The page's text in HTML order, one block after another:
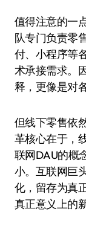
值得注意的一
队专门负责零
付、小程序等
术承接需求。
释，更像是对
但线下零售依
革核心在于，
联网DAU的概
小。互联网巨
化，留存为真
真正意义上的